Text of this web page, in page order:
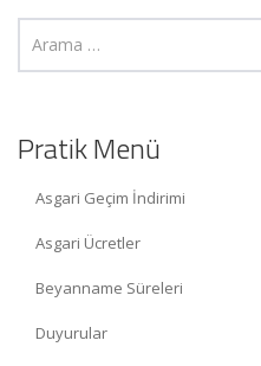
Pratik Menü
Asgari Geçim İndirimi
Asgari Ücretler
Beyanname Süreleri
Duyurular